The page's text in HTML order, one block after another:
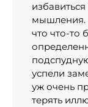
мышления.
что что-то
успели
уж очень
терять